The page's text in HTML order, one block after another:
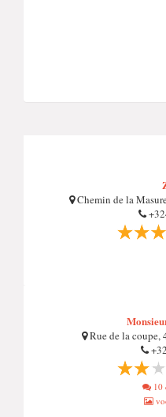
Chemin de la
Rue de la coupe,
10